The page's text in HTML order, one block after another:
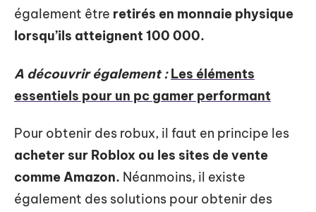
également être retirés en monnaie physique
lorsqu’ils atteignent 100 000.
A découvrir également : Les éléments
essentiels pour un pc gamer performant
Pour obtenir des robux, il faut en principe les
acheter sur Roblox ou les sites de vente
comme Amazon. Néanmoins, il existe
également des solutions pour obtenir des